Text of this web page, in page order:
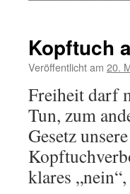
Kopftuch
Veröffentlicht am 20.
Freiheit darf
Tun, zum
Gesetz
klares